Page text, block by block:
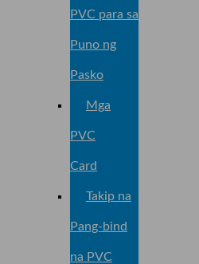
PVC para sa
Puno ng
Pasko
Mga
PVC
Card
Takip na
Pang-bind
na PVC